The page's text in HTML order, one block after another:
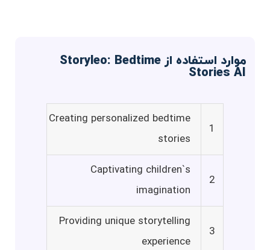
موارد استفاده از Storyleo: Bedtime
Stories AI
1
Creating personalized bedtime
stories
2
Captivating children`s
imagination
3
Providing unique storytelling
experience